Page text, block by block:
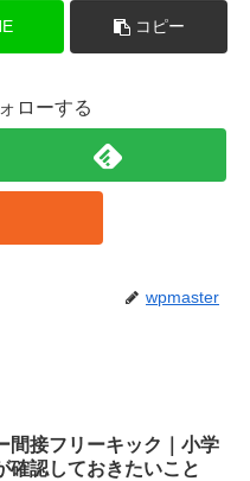
コピー
ローする
wpmaster
間接フリーキック｜小学
確認しておきたいこと